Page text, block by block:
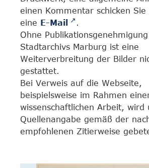
einen Kommentar schicken Sie
eine E-Mail
.
Ohne
Stadtarchivs Marburg ist eine
Weiterverbreitung der Bilder
gestattet.
Bei Verweis auf die Webseite,
beispielsweise im Rahmen
wissenschaftlichen Arbeit, wird
Quellenangabe gemäß der
empfohlenen Zitierweise